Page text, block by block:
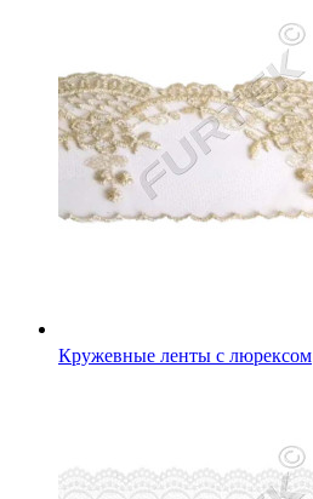
Кружевные ленты с люрексом